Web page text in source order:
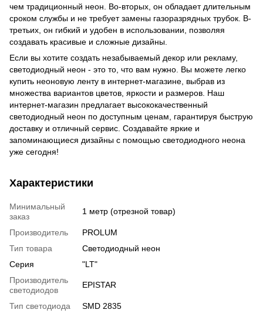
чем традиционный неон. Во-вторых, он обладает длительным
сроком службы и не требует замены газоразрядных трубок. В-
третьих, он гибкий и удобен в использовании, позволяя
создавать красивые и сложные дизайны.
Если вы хотите создать незабываемый декор или рекламу,
светодиодный неон - это то, что вам нужно. Вы можете легко
купить неоновую ленту в интернет-магазине, выбрав из
множества вариантов цветов, яркости и размеров. Наш
интернет-магазин предлагает высококачественный
светодиодный неон по доступным ценам, гарантируя быструю
доставку и отличный сервис. Создавайте яркие и
запоминающиеся дизайны с помощью светодиодного неона
уже сегодня!
Характеристики
Минимальный
заказ
1 метр (отрезной товар)
Производитель
PROLUM
Тип товара
Светодиодный неон
Серия
"LT"
Производитель
светодиодов
EPISTAR
Тип светодиода
SMD 2835